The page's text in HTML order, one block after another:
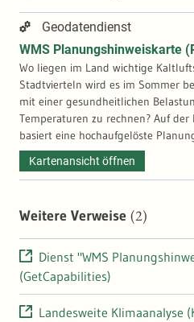
Geodatendienst
WMS Planungshinweiskarte
Wo liegen im Land wichtige
Stadtvierteln wird es im Sommer
mit einer gesundheitlichen
Temperaturen zu rechnen? Auf der
basiert eine hochaufgelöste
die diese klimatischen Belastungs-
identifiziert. Anhand der Ergebnisse
Regional- und Stadtplanung als
Handlungspotentiale oder zur
Siedlungs- bzw.
Kartenansicht öffnen
Weitere Verweise (2)
Dienst "WMS
(GetCapabilities)
Landesweite Klimaanalyse